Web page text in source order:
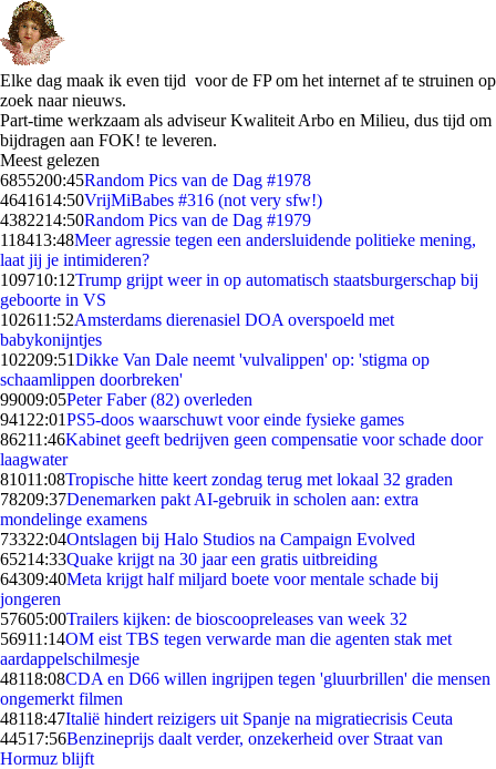
Elke dag maak ik even tijd voor de FP om het internet af te struinen op
zoek naar nieuws.
Part-time werkzaam als adviseur Kwaliteit Arbo en Milieu, dus tijd om
bijdragen aan FOK! te leveren.
Meest gelezen
6855200:45Random Pics van de Dag #1978
4641614:50VrijMiBabes #316 (not very sfw!)
4382214:50Random Pics van de Dag #1979
118413:48Meer agressie tegen een andersluidende politieke mening,
laat jij je intimideren?
109710:12Trump grijpt weer in op automatisch staatsburgerschap bij
geboorte in VS
102611:52Amsterdams dierenasiel DOA overspoeld met
babykonijntjes
102209:51Dikke Van Dale neemt 'vulvalippen' op: 'stigma op
schaamlippen doorbreken'
99009:05Peter Faber (82) overleden
941 22:01PS5-doos waarschuwt voor einde fysieke games
86211:46Kabinet geeft bedrijven geen compensatie voor schade door
laagwater
81011:08Tropische hitte keert zondag terug met lokaal 32 graden
78209:37Denemarken pakt AI-gebruik in scholen aan: extra
mondelinge examens
73322:04Ontslagen bij Halo Studios na Campaign Evolved
65214:33Quake krijgt na 30 jaar een gratis uitbreiding
64309:40Meta krijgt half miljard boete voor mentale schade bij
jongeren
57605:00Trailers kijken: de bioscoopreleases van week 32
56911:14OM eist TBS tegen verwarde man die agenten stak met
aardappelschilmesje
48118:08CDA en D66 willen ingrijpen tegen 'gluurbrillen' die mensen
ongemerkt filmen
48118:47Italië hindert reizigers uit Spanje na migratiecrisis Ceuta
44517:56Benzineprijs daalt verder, onzekerheid over Straat van
Hormuz blijft